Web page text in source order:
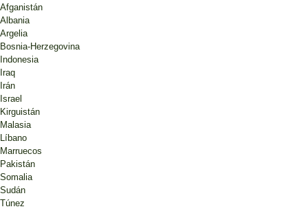
Afganistán
Albania
Argelia
Bosnia-Herzegovina
Indonesia
Iraq
Irán
Israel
Kirguistán
Malasia
Líbano
Marruecos
Pakistán
Somalia
Sudán
Túnez